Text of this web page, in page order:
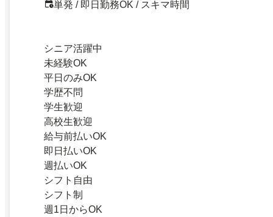
単発 / 即日勤務OK / スキマ時間
シニア活躍中
未経験OK
平日のみOK
学歴不問
学生歓迎
高校生歓迎
給与前払いOK
即日払いOK
週払いOK
シフト自由
シフト制
週1日からOK